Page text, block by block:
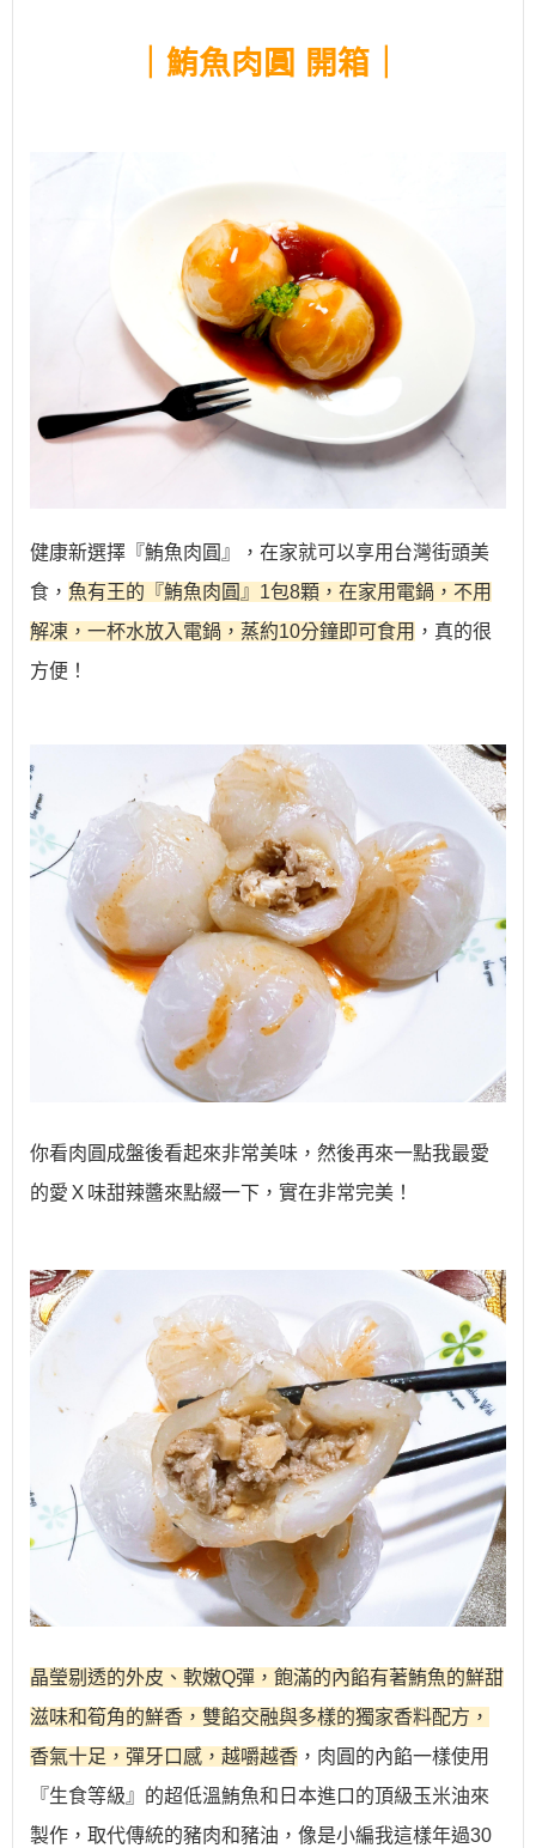
｜鮪魚肉圓 開箱
健康新選擇『鮪魚肉圓 』，在家就可以享用台灣街頭美
食， 魚有王的『鮪魚肉圓 』1包8顆，在家用電鍋，不用
解凍，一杯水放入電鍋， 蒸約10分鐘即可食用 ，真的很
方便！
你看肉圓成盤後看起來非常美味，然後再來一點我最愛
的愛Ｘ味甜辣醬來點綴一下，實在非常完美！
晶瑩剔透的外皮、軟嫩Q彈，飽滿的內餡有著鮪魚的鮮甜
滋味和筍角的鮮香，雙餡交融與多樣的獨家香料配方，
香氣十足，彈牙口感，越嚼越香 ，肉圓的內餡一樣使用
『生食等級』的超低溫鮪魚和 日本進口的頂級玉米油來
製作， 取代傳統的豬肉和豬油，像是小編我這樣年過30